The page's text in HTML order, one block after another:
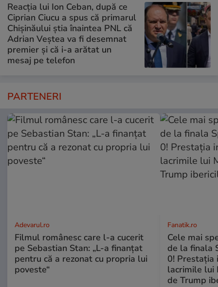
Reacția lui Ion Ceban, după ce
Ciprian Ciucu a spus că primarul
Chișinăului știa înaintea PNL că
Adrian Veștea va fi desemnat
premier și că i-a arătat un
mesaj pe telefon
PARTENERI
Adevarul.ro
Filmul românesc care l-a cucerit
pe Sebastian Stan: „L-a finanțat
pentru că a rezonat cu propria lui
poveste“
Fanatik.ro
Cele mai
de la finala
0! Prestaţia
lacrimile lui
de Trump